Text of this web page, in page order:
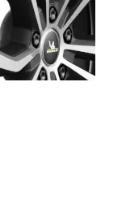
SUV: Đáng